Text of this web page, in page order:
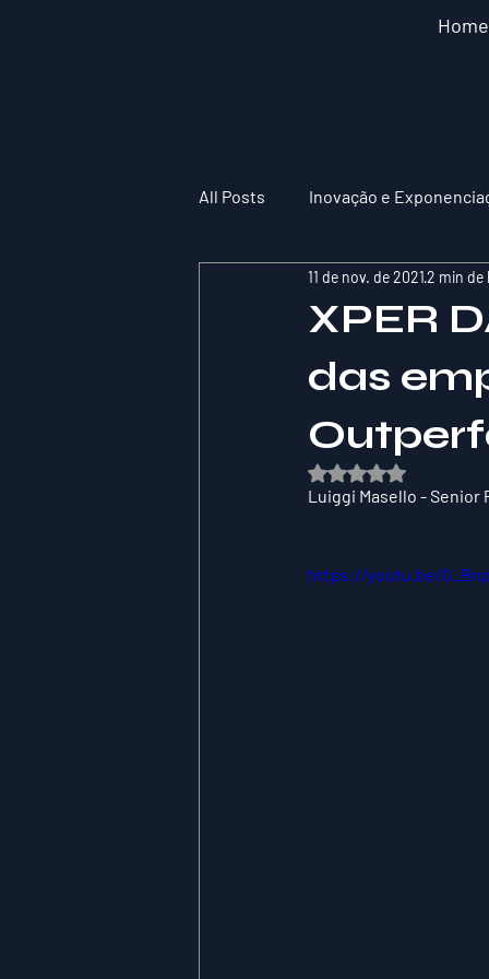
Home
All Posts Inovação e
XPER
das
11 de nov. de 20212 min de
Avaliado com NaN
Luiggi Masello - Senior
https://youtu.be/